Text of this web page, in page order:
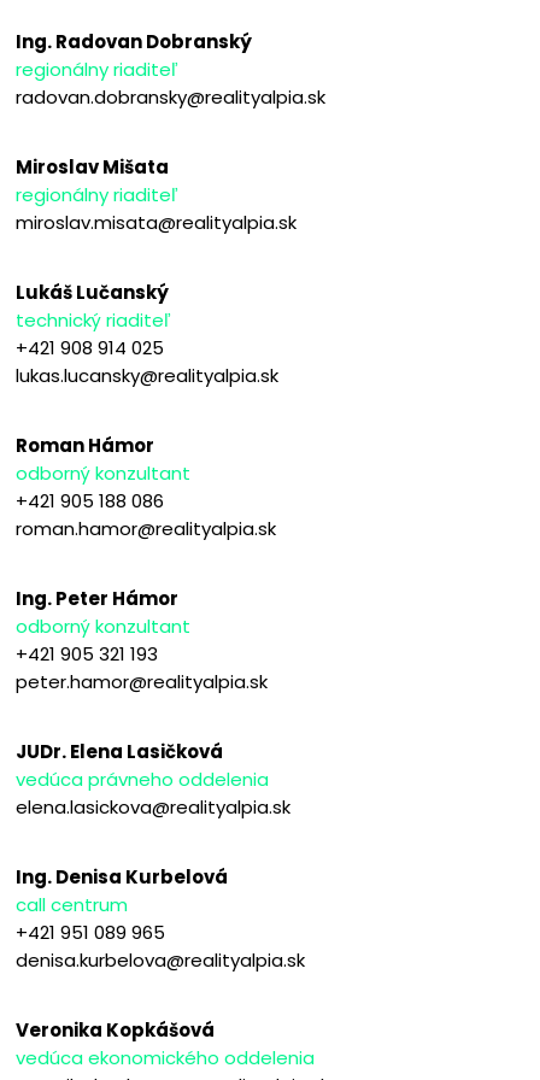
Ing. Radovan Dobranský
regionálny riaditeľ
radovan.dobransky@realityalpia.sk
Miroslav Mišata
regionálny riaditeľ
miroslav.misata@realityalpia.sk
Lukáš Lučanský
technický riaditeľ
+421 908 914 025
lukas.lucansky@realityalpia.sk
Roman Hámor
odborný konzultant
+421 905 188 086
roman.hamor@realityalpia.sk
Ing. Peter Hámor
odborný konzultant
+421 905 321 193
peter.hamor@realityalpia.sk
JUDr. Elena Lasičková
vedúca právneho oddelenia
elena.lasickova@realityalpia.sk
Ing. Denisa Kurbelová
call centrum
+421 951 089 965
denisa.kurbelova@realityalpia.sk
Veronika Kopkášová
vedúca ekonomického oddelenia